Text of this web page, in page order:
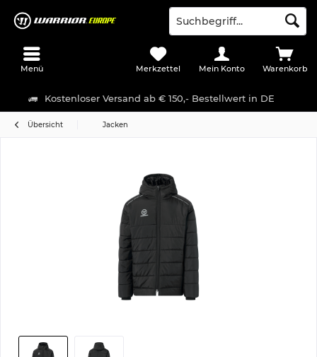
Kostenloser Versand ab € 150,- Bestellwert in DE
Menü Warenkorb
Merkzettel Mein Konto
Übersicht Jacken